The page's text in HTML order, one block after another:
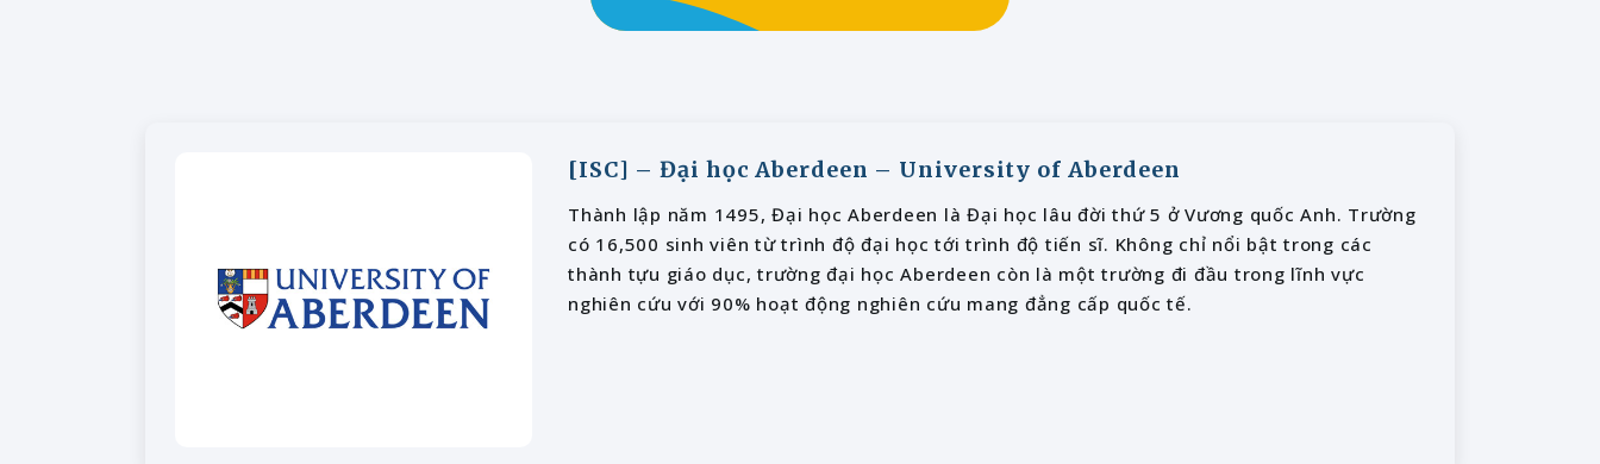
[ISC] – Đại học Aberdeen – University of Aberdeen
Thành lập năm 1495, Đại học Aberdeen là Đại học lâu đời thứ 5 ở Vương quốc Anh. Trường
có 16,500 sinh viên từ trình độ đại học tới trình độ tiến sĩ. Không chỉ nổi bật trong các
thành tựu giáo dục, trường đại học Aberdeen còn là một trường đi đầu trong lĩnh vực
nghiên cứu với 90% hoạt động nghiên cứu mang đẳng cấp quốc tế.